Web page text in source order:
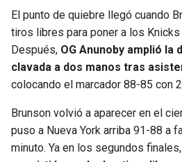
El punto de quiebre llegó cuando
tiros libres para poner a los
Después, OG Anunoby amplió la
clavada a dos manos tras
colocando el marcador 88-85 con
Brunson volvió a aparecer en el
puso a Nueva York arriba 91-88 a
minuto. Ya en los segundos finales,